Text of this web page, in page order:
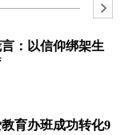
：以信仰绑架生
育办班成功转化9